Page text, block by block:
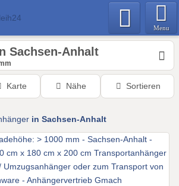
Menu
Sachsen-Anhalt
Karte Nähe Sortieren
in Sachsen-Anhalt